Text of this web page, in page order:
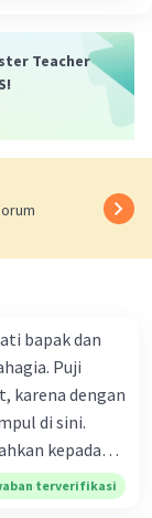
Teacher
bapak dan
Puji
karena dengan
di sini.
kepada
beliau
islam, agama
terverifikasi